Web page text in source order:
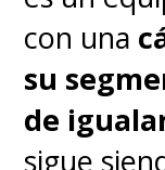
cuando
es cierto,
maquillar
con una
su
de
sigue